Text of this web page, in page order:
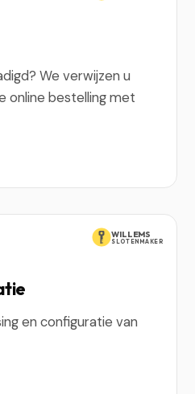
We verwijzen u
online bestelling met
WILLEMS
SLOTENMAKER
en configuratie van